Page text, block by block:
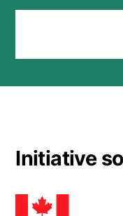
Initiative